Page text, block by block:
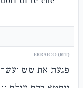
EBRAICO (MT)
פגעת את שש ועשה